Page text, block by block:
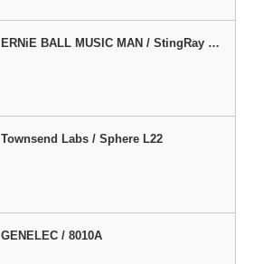
ERNiE BALL MUSIC MAN / StingRay …
Townsend Labs / Sphere L22
GENELEC / 8010A